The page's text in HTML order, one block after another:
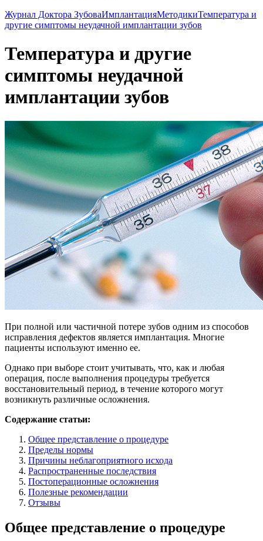
Журнал Доктора ЗубоваИмплантацияМетодикиТемпература и
другие симптомы неудачной имплантации зубов
Температура и другие
симптомы неудачной
имплантации зубов
При полной или частичной потере зубов одним из способов
исправления дефектов является имплантация. Многие
пациенты используют именно ее.
Однако при выборе стоит учитывать, что, как и любая
операция, после выполнения процедуры требуется
восстановительный период, в течение которого могут
возникнуть различные осложнения.
Содержание статьи:
Общее представление о процедуре
Пределы нормы
Причины неблагоприятного исхода
Распространенные последствия
Постоперационные осложнения
Полезные рекомендации
Отзывы
Общее представление о процедуре